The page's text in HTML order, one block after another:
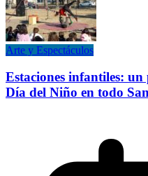
Arte y Espectáculos
Estaciones infantiles:
Día del Niño en todo